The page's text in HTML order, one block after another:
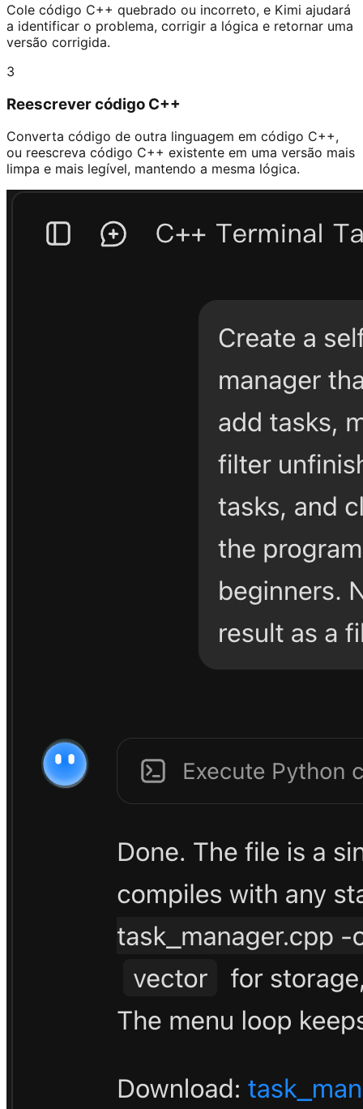
Cole código C++ quebrado ou incorreto, e Kimi ajudará
a identificar o problema, corrigir a lógica e retornar uma
versão corrigida.
3
Reescrever código C++
Converta código de outra linguagem em código C++,
ou reescreva código C++ existente em uma versão mais
limpa e mais legível, mantendo a mesma lógica.